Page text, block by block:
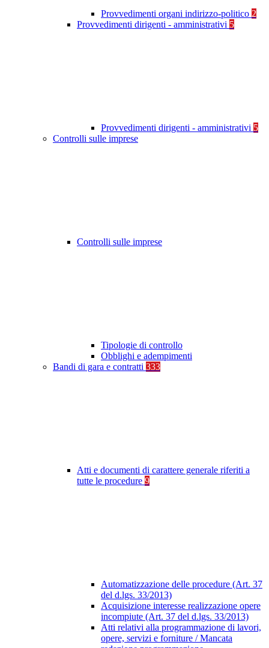
Provvedimenti organi indirizzo-politico 2
Provvedimenti dirigenti - amministrativi 5
Provvedimenti dirigenti - amministrativi 5
Controlli sulle imprese
Controlli sulle imprese
Tipologie di controllo
Obblighi e adempimenti
Bandi di gara e contratti 333
Atti e documenti di carattere generale riferiti a
tutte le procedure 9
Automatizzazione delle procedure (Art. 37
del d.lgs. 33/2013)
Acquisizione interesse realizzazione opere
incompiute (Art. 37 del d.lgs. 33/2013)
Atti relativi alla programmazione di lavori,
opere, servizi e forniture / Mancata